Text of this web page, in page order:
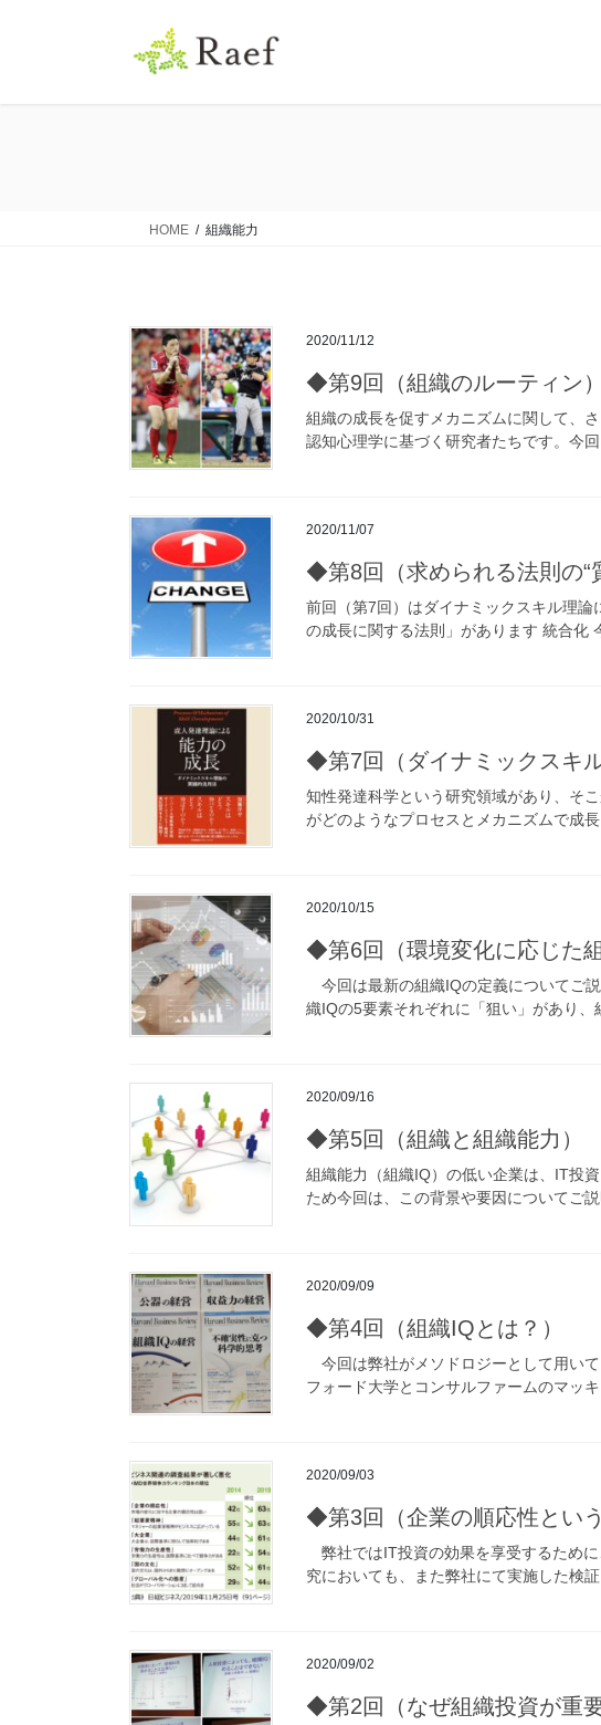
HOME 組織能力
2020/11/12
◆第9回（組織のルーティン）
組織の成長を促すメカニズムに関して、
認知心理学に基づく研究者たちです。今
2020/11/07
◆第8回（求められる法則の“
前回（第7回）はダイナミックスキル理
の成長に関する法則」があります 統合
2020/10/31
◆第7回（ダイナミックスキル
知性発達科学という研究領域があり、そ
がどのようなプロセスとメカニズムで成
2020/10/15
◆第6回（環境変化に応じた
今回は最新の組織IQの定義についてご
織IQの5要素それぞれに「狙い」があり
2020/09/16
◆第5回（組織と組織能力）
組織能力（組織IQ）の低い企業は、IT投
ため今回は、この背景や要因についてご
2020/09/09
◆第4回（組織IQとは？）
今回は弊社がメソドロジーとして用い
フォード大学とコンサルファームのマッ
2020/09/03
◆第3回（企業の順応性という
弊社ではIT投資の効果を享受するため
究においても、また弊社にて実施した検
2020/09/02
◆第2回（なぜ組織投資が重